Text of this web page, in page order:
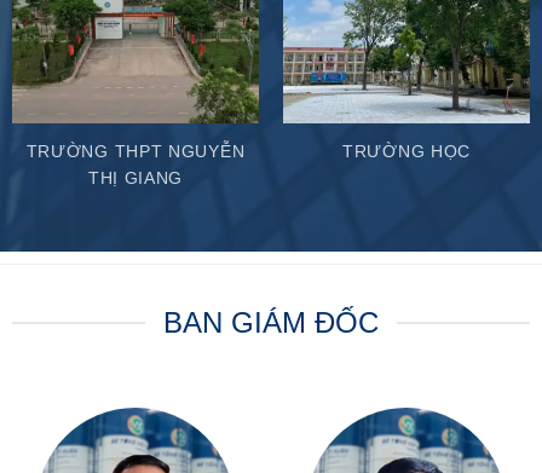
TRƯỜNG THPT NGUYỄN
THỊ GIANG
TRƯỜNG HỌC
BAN GIÁM ĐỐC